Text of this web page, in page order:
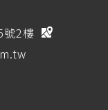
號2樓